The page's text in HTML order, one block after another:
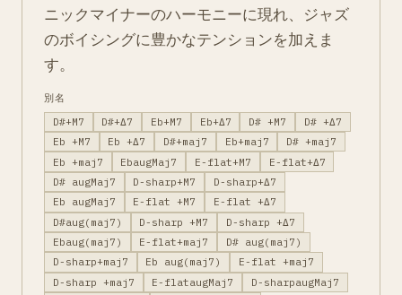
ニックマイナーのハーモニーに現れ、ジャズ
のボイシングに豊かなテンションを加えま
す。
別名
D#+M7
D#+Δ7 Eb+M7 Eb+Δ7 D# +M7
D# +Δ7
Eb +M7
Eb +Δ7 D#+maj7 Eb+maj7
D# +maj7
Eb +maj7
EbaugMaj7 E-flat+M7
E-flat+Δ7
D# augMaj7
D-sharp+M7
D-sharp+Δ7
Eb augMaj7
E-flat +M7
E-flat +Δ7
D#aug(maj7)
D-sharp +M7
D-sharp +Δ7
Ebaug(maj7)
E-flat+maj7
D# aug(maj7)
D-sharp+maj7
Eb aug(maj7)
E-flat +maj7
D-sharp +maj7
E-flataugMaj7
D-sharpaugMaj7